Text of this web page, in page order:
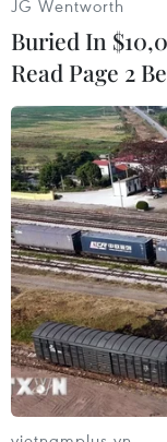
quân đang diễn
Trước đó Tổng
Zelenskiy đã
ông đã đối mặt
cách cản trở
JG Wentworth
Buried In
Read Page 2